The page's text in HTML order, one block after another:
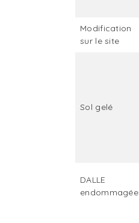
Modification
sur le site
Sol gelé
DALLE
endommagée